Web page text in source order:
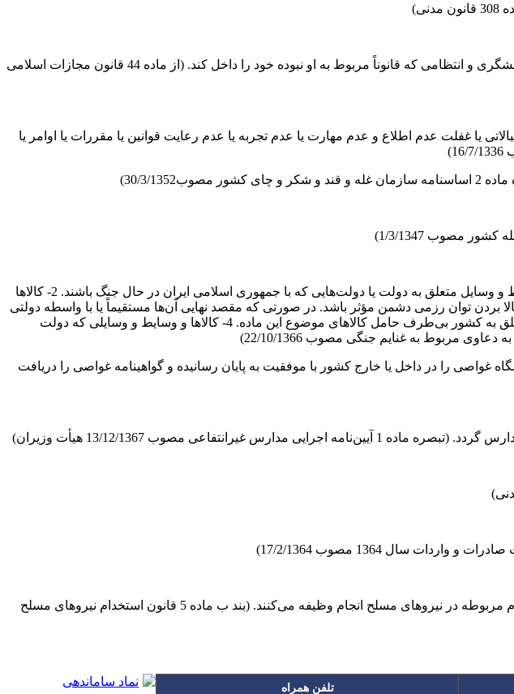
هرکس بدون سمت رسمی یا اذن از طرف دولت در مشاغل دولتی اعم از کشوری یا لشگری و انتظامی که قانوناً مربوط به او نبوده خود را داخل کند. (از ماده 44 قانون مجازات اسلامی
یا غفلت عدم اطلاع و عدم مهارت یا عدم تجربه یا عدم رعایت قوانین یا مقررات یا اوامر یا
3/1352)
منظور از غنایم جنگی در این قانون اموال و کالاها و وسایط زیر است: 1- کلیه اموال، کالاها، وسایط و وسایل متعلق به دولت یا دولت‌هایی که با جمهوری اسلامی ایران در حال جنگ باشند. 2- کالاها
بردن توان رزمی دشمن مؤثر باشد. در صورتی که مقصد نهایی آن‌ها مستقیماً یا با واسطه دولتی
باشد که با جمهوری اسلامی ایران در حال جنگ است. 3- کشتی‌های زیر پرچم بی‌طرف و دیگر وسایط نقلیه متعلق به کشور بی‌طرف حامل کالاهای موضوع این ماده. 4- کالاها و وسایط و وسایلی که دولت
را در داخل یا خارج کشور با موفقیت به پایان رسانیده و گواهینامه غواصی را دریافت
مصوب 13/12/1367 هیأت وزیران)
غیرنظامیان کارمندانی هستند که مطابق قوانین استخدام کشوری و یا مقررات اختصاصی استخدام مربوطه در نیروهای مسلح انجام وظیفه می‌کنند. (بند ب ماده 5 قانون استخدام نیروهای مسلح
تلفن همراه